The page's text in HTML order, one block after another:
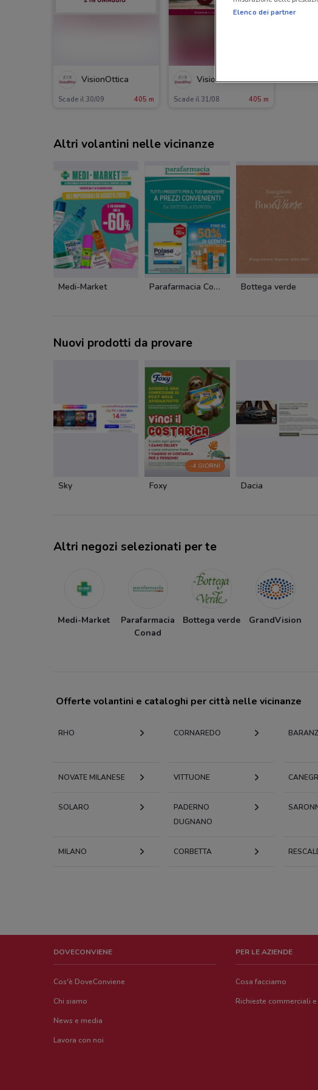
VisionOttica
Scade il 30/09 405 m
VisionOttica
Scade il 31/08 405 m
Altri volantini nelle vicinanze
Medi-Market Parafarmacia Conad Bottega verde
Nuovi prodotti da provare
Sky
-4 GIORNI
Foxy Dacia
Altri negozi selezionati per te
Medi-Market
Parafarmacia
Conad
Bottega verde GrandVision
Offerte volantini e cataloghi per città nelle vicinanze
RHO CORNAREDO
NOVATE MILANESE VITTUONE
SOLARO
PADERNO
DUGNANO
MILANO CORBETTA
DOVECONVIENE
Cos'è DoveConviene
Chi siamo
News e media
Lavora con noi
PER LE AZIENDE
Cosa facciamo
Richieste commerciali
Elenco dei partner